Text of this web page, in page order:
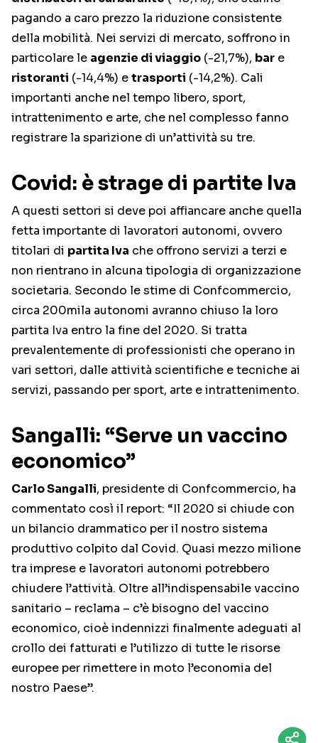
pagando a caro prezzo la riduzione consistente
della mobilità. Nei servizi di mercato, soffrono in
particolare le agenzie di viaggio (-21,7%), bar e
ristoranti (-14,4%) etrasporti (-14,2%). Cali
importanti anche nel tempo libero, sport,
intrattenimento e arte, che nel complesso fanno
registrare la sparizione di un’attività su tre.
Covid: è strage di partite Iva
A questi settori si deve poi affiancare anche quella
fetta importante di lavoratori autonomi, ovvero
titolari di partita Iva che offrono servizi a terzi e
non rientrano in alcuna tipologia di organizzazione
societaria. Secondo le stime di Confcommercio,
circa 200mila autonomi avranno chiuso la loro
partita Iva entro la fine del 2020. Si tratta
prevalentemente di professionisti che operano in
vari settori, dalle attività scientifiche e tecniche ai
servizi, passando per sport, arte e intrattenimento.
Sangalli: “Serve un vaccino
economico”
Carlo Sangalli, presidente di Confcommercio, ha
commentato così il report: “Il 2020 si chiude con
un bilancio drammatico per il nostro sistema
produttivo colpito dal Covid. Quasi mezzo milione
tra imprese e lavoratori autonomi potrebbero
chiudere l’attività. Oltre all’indispensabile vaccino
sanitario – reclama – c’è bisogno del vaccino
economico, cioè indennizzi finalmente adeguati al
crollo dei fatturati e l’utilizzo di tutte le risorse
europee per rimettere in moto l’economia del
nostro Paese”.